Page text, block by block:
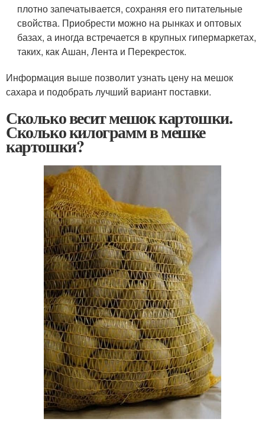
плотно запечатывается, сохраняя его питательные
свойства. Приобрести можно на рынках и оптовых
базах, а иногда встречается в крупных гипермаркетах,
таких, как Ашан, Лента и Перекресток.
Информация выше позволит узнать цену на мешок
сахара и подобрать лучший вариант поставки.
Сколько весит мешок картошки.
Сколько килограмм в мешке
картошки?